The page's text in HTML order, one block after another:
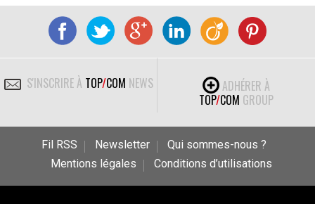
S'INSCRIRE À TOP/COM NEWS
ADHÉRER À
TOP/COM GROUP
Fil RSS Newsletter
Qui sommes-nous ?
Mentions légales
Conditions d’utilisations